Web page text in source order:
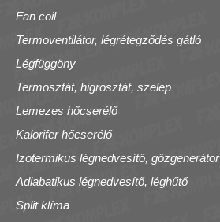
Fan coil
Termoventilátor, légrétegződés gátló
Légfüggöny
Termosztát, higrosztát, szelep
Lemezes hőcserélő
Kalorifer hőcserélő
Izotermikus légnedvesítő, gőzgenerátor
Adiabatikus légnedvesítő, léghűtő
Split klíma